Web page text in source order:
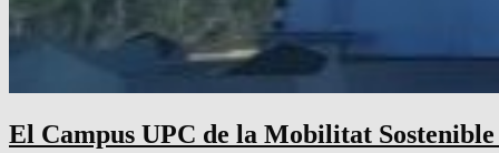
El Campus UPC de la Mobilitat Sostenible